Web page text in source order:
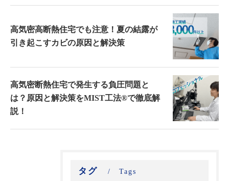
高気密高断熱住宅でも注意！夏の結露が
引き起こすカビの原因と解決策
高気密断熱住宅で発生する負圧問題と
は？原因と解決策をMIST工法®で徹底解
説！
タグ Tags